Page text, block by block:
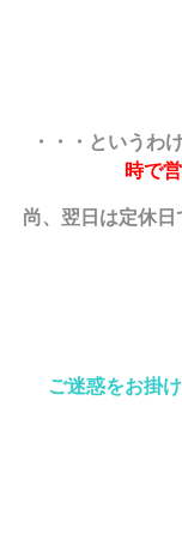
・・・というわ
時で
尚、翌日は定休日
ご迷惑をお掛